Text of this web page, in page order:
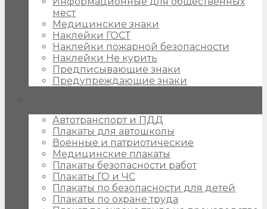
мест
Медицинские знаки
Наклейки ГОСТ
Наклейки пожарной безопасности
Наклейки Не курить
Предписывающие знаки
Предупреждающие знаки
Автотранспорт и ПДД
Плакаты для автошколы
Военные и патриотические
Медицинские плакаты
Плакаты безопасности работ
Плакаты ГО и ЧС
Плакаты по безопасности для детей
Плакаты по охране труда